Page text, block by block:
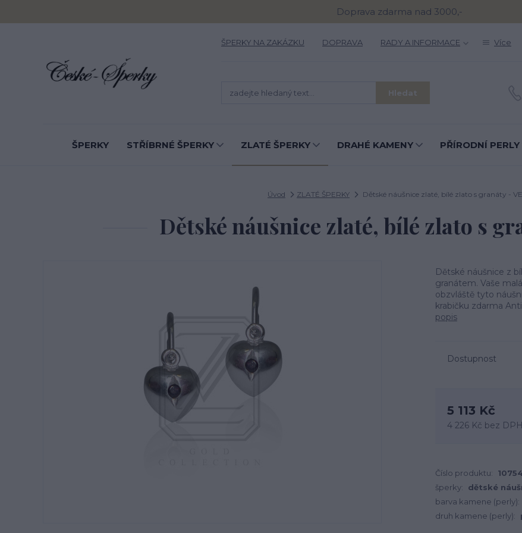
Doprava zdarma nad 3000,-
ŠPERKY NA ZAKÁZKU DOPRAVA RADY A INFORMACE Více
Hledat
ŠPERKY STŘÍBRNÉ ŠPERKY ZLATÉ ŠPERKY DRAHÉ KAMENY PŘÍRODNÍ PERLY
Úvod ZLATÉ ŠPERKY Dětské náušnice zlaté, bílé zlato s granáty - VE
Dětské náušnice zlaté, bílé zlato s
Dětské náušnice z
granátem. Vaše
obzvláště tyto
krabičku zdarma
popis
Dostupnost
5 113 Kč
4 226 Kč bez DPH
Číslo produktu:
šperky:
dětské
barva kamene (perly):
druh kamene (perly):